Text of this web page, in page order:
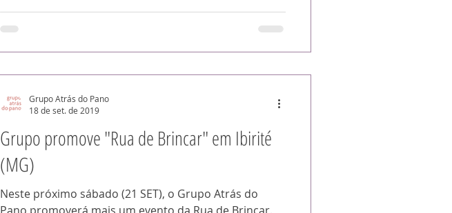
Grupo promove "Rua de Brincar" em Ibirité
(MG)
Neste próximo sábado (21 SET), o Grupo Atrás do
Grupo Atrás do Pano
18 de set. de 2019